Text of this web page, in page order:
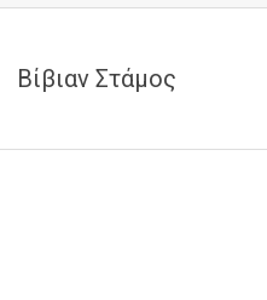
Βίβιαν Στάμος